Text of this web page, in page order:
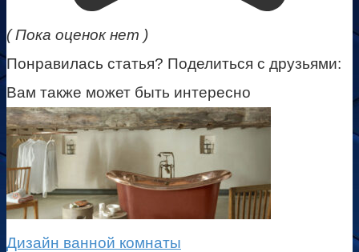
( Пока оценок нет )
Понравилась статья? Поделиться с друзьями:
Вам также может быть интересно
Дизайн ванной комнаты